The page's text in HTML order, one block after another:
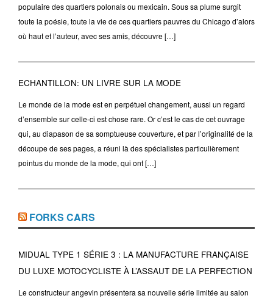
populaire des quartiers polonais ou mexicain. Sous sa plume surgit
toute la poésie, toute la vie de ces quartiers pauvres du Chicago d’alors
où haut et l’auteur, avec ses amis, découvre […]
ECHANTILLON: UN LIVRE SUR LA MODE
Le monde de la mode est en perpétuel changement, aussi un regard
d’ensemble sur celle-ci est chose rare. Or c’est le cas de cet ouvrage
qui, au diapason de sa somptueuse couverture, et par l’originalité de la
découpe de ses pages, a réuni là des spécialistes particulièrement
pointus du monde de la mode, qui ont […]
FORKS CARS
MIDUAL TYPE 1 SÉRIE 3 : LA MANUFACTURE FRANÇAISE
DU LUXE MOTOCYCLISTE À L’ASSAUT DE LA PERFECTION
Le constructeur angevin présentera sa nouvelle série limitée au salon